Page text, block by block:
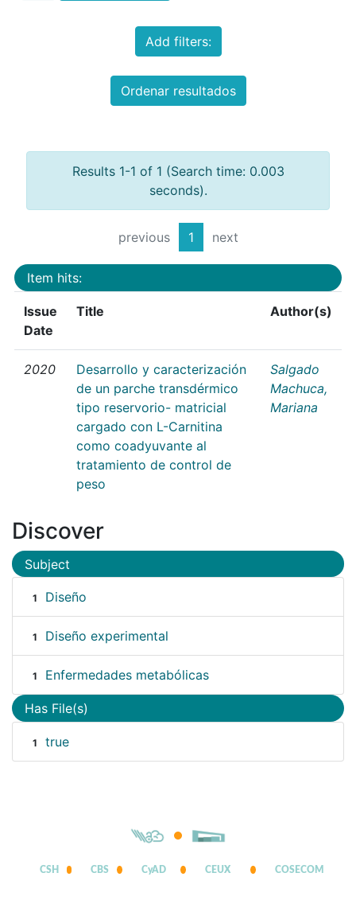
Add filters:
Ordenar resultados
Results 1-1 of 1 (Search time: 0.003
seconds).
previous 1 next
Item hits:
Issue
Date
Title Author(s)
2020
Desarrollo y caracterización
de un parche transdérmico
tipo reservorio- matricial
cargado con L-Carnitina
como coadyuvante al
tratamiento de control de
peso
Salgado
Machuca,
Mariana
Discover
Subject
1 Diseño
1 Diseño experimental
1 Enfermedades metabólicas
Has File(s)
1 true
CSH CBS CyAD CEUX COSECOM